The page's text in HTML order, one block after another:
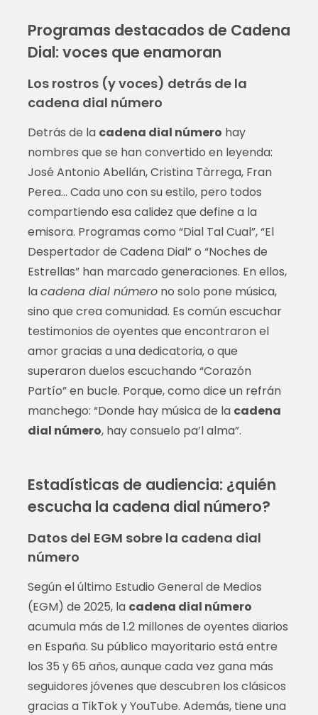
Programas destacados de Cadena
Dial: voces que enamoran
Los rostros (y voces) detrás de la
cadena dial número
Detrás de la cadena dial número hay
nombres que se han convertido en leyenda:
José Antonio Abellán, Cristina Tàrrega, Fran
Perea… Cada uno con su estilo, pero todos
compartiendo esa calidez que define a la
emisora. Programas como “Dial Tal Cual”, “El
Despertador de Cadena Dial” o “Noches de
Estrellas” han marcado generaciones. En ellos,
lacadena dial númerono solo pone música,
sino que crea comunidad. Es común escuchar
testimonios de oyentes que encontraron el
amor gracias a una dedicatoria, o que
superaron duelos escuchando “Corazón
Partío” en bucle. Porque, como dice un refrán
manchego: “Donde hay música de la cadena
dial número, hay consuelo pa’l alma”.
Estadísticas de audiencia: ¿quién
escucha la cadena dial número?
Datos del EGM sobre la cadena dial
número
Según el último Estudio General de Medios
(EGM) de 2025, la cadena dial número
acumula más de 1.2 millones de oyentes diarios
en España. Su público mayoritario está entre
los 35 y 65 años, aunque cada vez gana más
seguidores jóvenes que descubren los clásicos
gracias a TikTok y YouTube. Además, tiene una